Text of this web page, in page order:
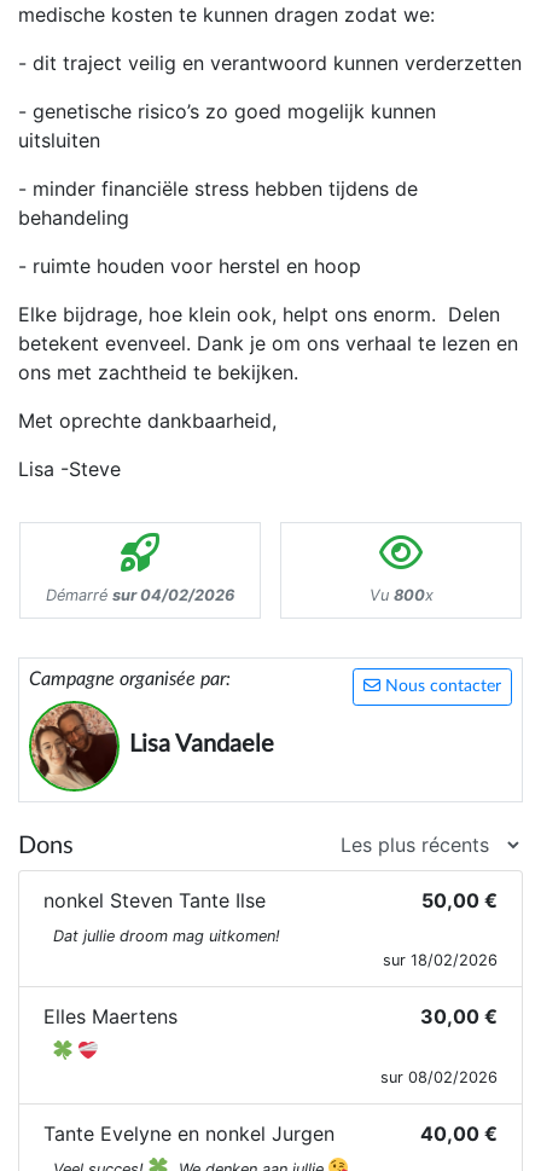
medische kosten te kunnen dragen zodat we:
- dit traject veilig en verantwoord kunnen verderzetten
- genetische risico’s zo goed mogelijk kunnen
uitsluiten
- minder financiële stress hebben tijdens de
behandeling
- ruimte houden voor herstel en hoop
Elke bijdrage, hoe klein ook, helpt ons enorm. Delen
betekent evenveel. Dank je om ons verhaal te lezen en
ons met zachtheid te bekijken.
Met oprechte dankbaarheid,
Lisa -Steve
Démarré sur 04/02/2026 Vu 800x
Nous contacter
Campagne organisée par:
Lisa Vandaele
Dons
nonkel Steven Tante Ilse 50,00 €
Dat jullie droom mag uitkomen!
sur 18/02/2026
Elles Maertens 30,00 €
sur 08/02/2026
Tante Evelyne en nonkel Jurgen 40,00 €